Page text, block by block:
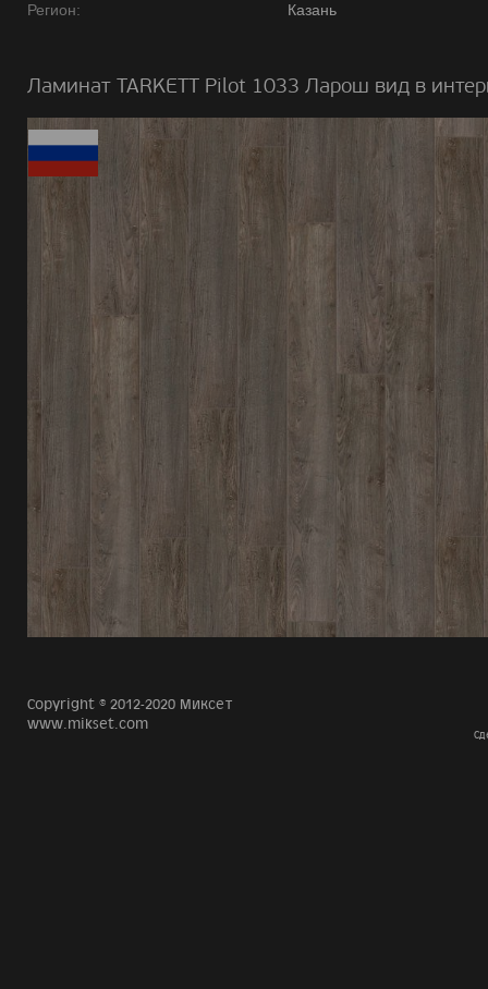
Регион:
Казань
Ламинат TARKETT Pilot 1033 Ларош вид в
Copyright © 2012-2020 Миксет
www.mikset.com